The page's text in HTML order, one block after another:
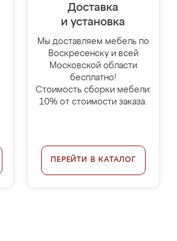
Доставка
и установка
Мы доставляем мебель по
Воскресенску и всей
Московской области
бесплатно!
Стоимость сборки мебели:
10% от стоимости заказа.
ПЕРЕЙТИ В КАТАЛОГ